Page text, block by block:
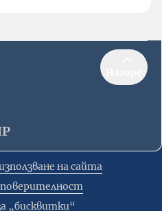
на сайта
„бисквитки“